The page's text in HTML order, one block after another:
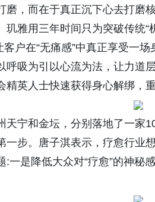
磨，而在于真正沉下心去打磨
玑雅用三年时间只为突破传统
户在“无痛感”中真正享受一
呼吸为引以心流为法，让力道
精英人士快速获得身心解绑，
天宁和金坛，分别落地了一家
一步。唐子淇表示，疗愈行业
:一是降低大众对“疗愈”的神秘